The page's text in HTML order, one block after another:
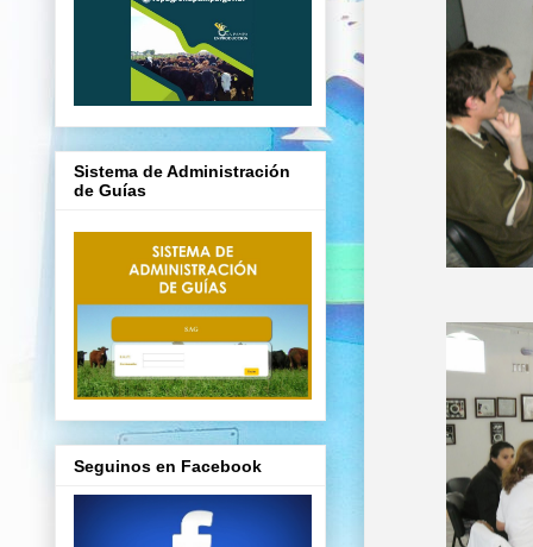
Sistema de Administración
de Guías
Seguinos en Facebook